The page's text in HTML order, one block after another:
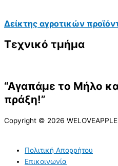
Δείκτης αγροτικών
Τεχνικό τμήμα
“Αγαπάμε το Μήλο
πράξη!”
Copyright © 2026
Πολιτική Απορρήτου
Επικοινωνία